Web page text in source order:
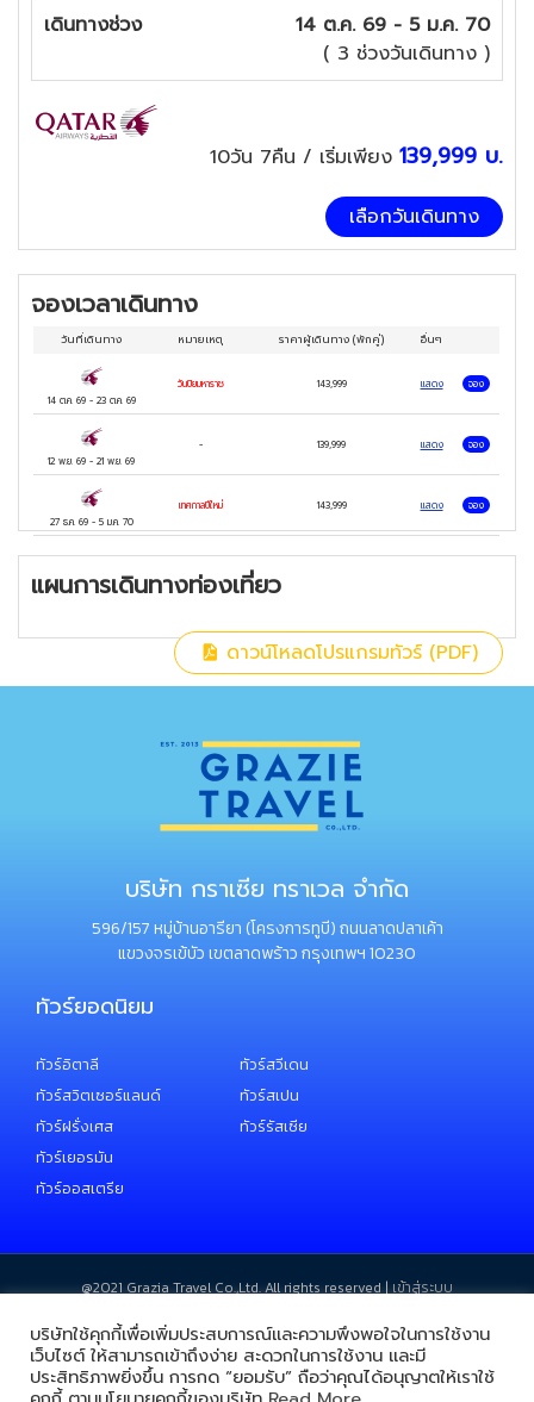
เข้าชม "เสาหินสโตนเฮนจ์" 1 ใน 7 สิ่ง
มหัศจรรย์ของโลก -- ชมความงานหมู่บ้าน
เบอร์ตัน ออน เดอะ วอเตอร์ -- เที่ยวชม
"หมู่บ้านไบบิวรี่" หมู่บ้านที่สวยที่สุดในอังกฤษ
-- ล่องเรือชม "ทะเลสาบวินเดอร์เมียร์"
อุทยานแห่งชาติที่สวยของอังกฤษ -- เข้า
ที่สุดในสกอตแลนด์ -- ล่องเรือ "แม่น้ำเท
มส์" ชมความโรแมนติกของลอนดอน -- เข้า
ชม "ทาวเวอร์ออฟ ลอนดอน" -- ขึ้นกระเช้า
London Eye หนึ่งในแลนด์มาร์กที่โดดเด่น
ของลอนดอน -- ถนนย่านช้อปปิ้ง อ็อกซ์ฟ
เมนู เป็ดย่าง Four Seasons และ กุ้งมังกร
พิเศษ‼️ อาหารไทย
4ดาว
เดินทางช่วง
14 ต.ค. 69 - 5 ม.ค. 70
( 3 ช่วงวันเดินทาง )
10วัน 7คืน / เริ่มเพียง 139,999 บ.
เลือกวันเดินทาง
จองเวลาเดินทาง
วันที่เดินทาง หมายเหตุ ราคาผู้เดินทาง(พักคู่) อื่นๆ
14 ต.ค. 69- 23 ต.ค. 69
วันปิยมหาราช 143,999 แสดง จอง
12 พ.ย. 69 -21 พ.ย. 69
- 139,999 แสดง จอง
27 ธ.ค. 69- 5 ม.ค. 70
เทศกาลปีใหม่ 143,999 แสดง จอง
แผนการเดินทางท่องเที่ยว
ดาวน์โหลดโปรแกรมทัวร์ (PDF)
บริษัท กราเซีย ทราเวล จำกัด
596/157 หมู่บ้านอารียา (โครงการทูบี) ถนนลาดปลาเค้า
แขวงจรเข้บัว เขตลาดพร้าว กรุงเทพฯ 10230
ทัวร์ยอดนิยม
ทัวร์อิตาลี
ทัวร์สวิตเซอร์แลนด์
ทัวร์ฝรั่งเศส
ทัวร์เยอรมัน
ทัวร์ออสเตรีย
ทัวร์สวีเดน
ทัวร์สเปน
ทัวร์รัสเซีย
@2021 ​Grazia Travel Co.,Ltd. All rights reserved |เข้าสู่ระบบ
บริษัทใช้คุกกี้เพื่อเพิ่มประสบการณ์และความพึงพอใจในการใช้งาน
เว็บไซต์ ให้สามารถเข้าถึงง่าย สะดวกในการใช้งาน และมี
ประสิทธิภาพยิ่งขึ้น การกด “ยอมรับ” ถือว่าคุณได้อนุญาตให้เราใช้